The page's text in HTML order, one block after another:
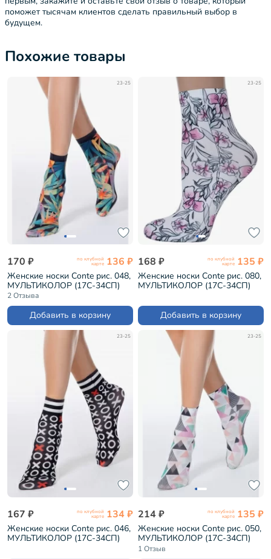
поможет тысячам клиентов сделать правильный выбор в
будущем.
Похожие товары
23-25
170 ₽ по клубной
карте 136 ₽
Женские носки Conte рис. 048,
МУЛЬТИКОЛОР (17С-34СП)
2 Отзыва
Добавить в корзину
23-25
168 ₽ по клубной
карте 135 ₽
Женские носки Conte рис. 080,
МУЛЬТИКОЛОР (17С-34СП)
Добавить в корзину
23-25
167 ₽ по клубной
карте 134 ₽
Женские носки Conte рис. 046,
МУЛЬТИКОЛОР (17С-34СП)
23-25
214 ₽ по клубной
карте 135 ₽
Женские носки Conte рис. 050,
МУЛЬТИКОЛОР (17С-34СП)
1 Отзыв